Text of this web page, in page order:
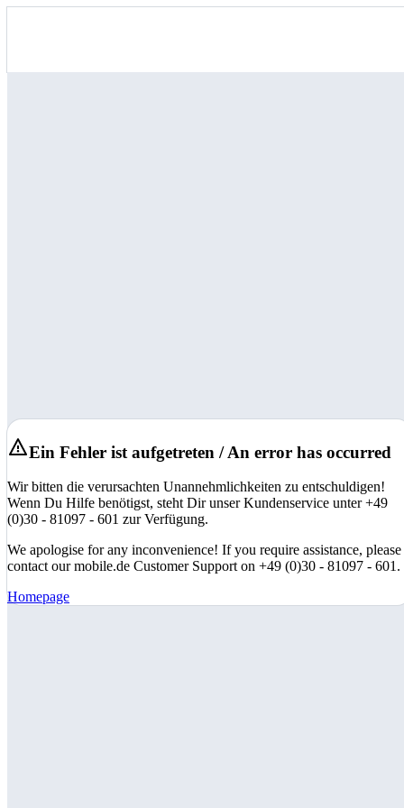
Ein Fehler ist aufgetreten / An error has occurred
Wir bitten die verursachten Unannehmlichkeiten zu entschuldigen!
Wenn Du Hilfe benötigst, steht Dir unser Kundenservice unter +49
(0)30 - 81097 - 601 zur Verfügung.
We apologise for any inconvenience! If you require assistance, please
contact our mobile.de Customer Support on +49 (0)30 - 81097 - 601.
Homepage